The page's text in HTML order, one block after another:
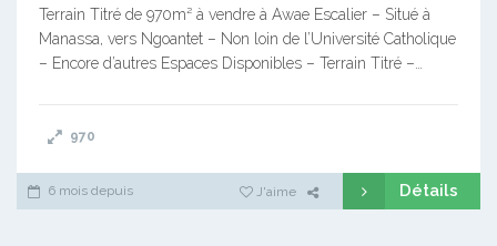
Terrain Titré de 970m² à vendre à Awae Escalier – Situé à
Manassa, vers Ngoantet – Non loin de l’Université Catholique
– Encore d’autres Espaces Disponibles – Terrain Titré –…
970
6 mois depuis J'aime Détails